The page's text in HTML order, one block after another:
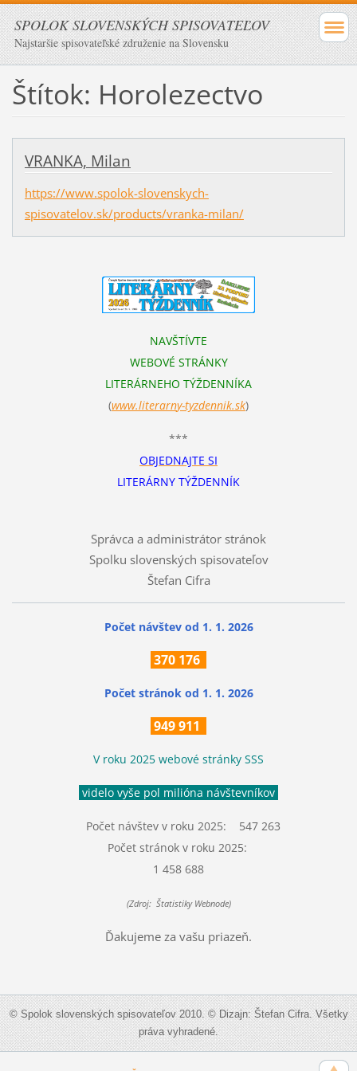
SPOLOK SLOVENSKÝCH SPISOVATEĽOV
Najstaršie spisovateľské združenie na Slovensku
Štítok: Horolezectvo
VRANKA, Milan
https://www.spolok-slovenskych-
spisovatelov.sk/products/vranka-milan/
NAVŠTÍVTE
WEBOVÉ STRÁNKY
LITERÁRNEHO TÝŽDENNÍKA
(www.literarny-tyzdennik.sk)
***
OBJEDNAJTE SI
LITERÁRNY TÝŽDENNÍK
Správca a administrátor stránok
Spolku slovenských spisovateľov
Štefan Cifra
Počet návštev od 1. 1. 2026
370 176
Počet stránok od 1. 1. 2026
949 911
V roku 2025 webové stránky SSS
videlo vyše pol milióna návštevníkov
Počet návštev v roku 2025: 547 263
Počet stránok v roku 2025:
1 458 688
(Zdroj: Štatistiky Webnode)
Ďakujeme za vašu priazeň.
© Spolok slovenských spisovateľov 2010. © Dizajn: Štefan Cifra. Všetky
práva vyhradené.